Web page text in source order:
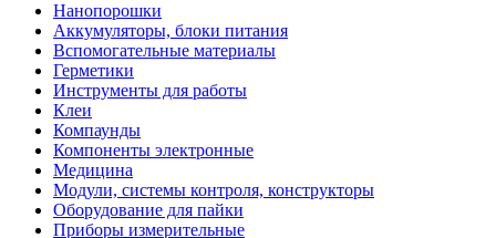
Нанопорошки
Аккумуляторы, блоки питания
Вспомогательные материалы
Герметики
Инструменты для работы
Клеи
Компаунды
Компоненты электронные
Медицина
Модули, системы контроля, конструкторы
Оборудование для пайки
Приборы измерительные